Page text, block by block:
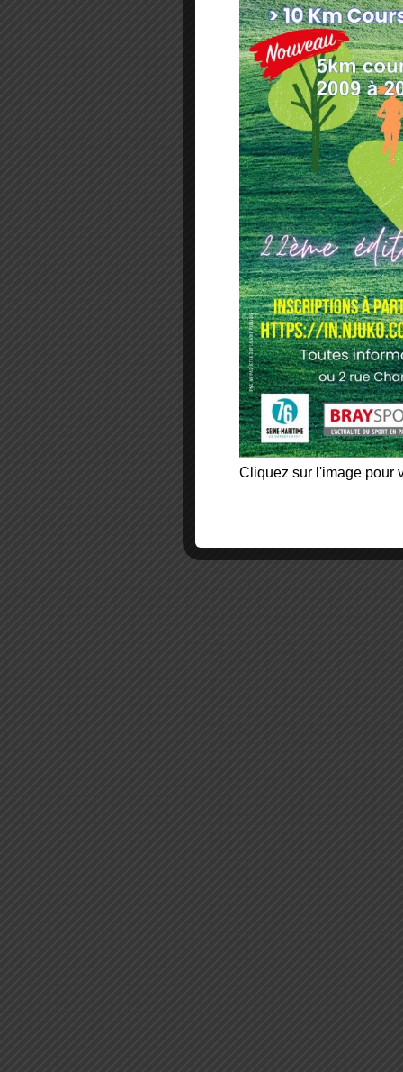
Cliquez sur l'image pour